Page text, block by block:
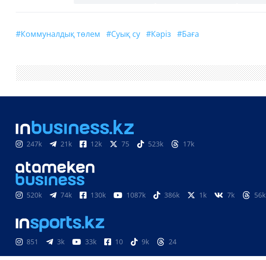
#коммуналдық төлем #суық су #кәріз #Баға
247k 21k 12k 75 523k 17k
520k 74k 130k 1087k 386k 1k 7k 56k
851 3k 33k 10 9k 24